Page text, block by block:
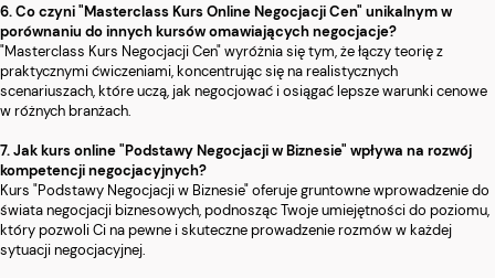
6. Co czyni "Masterclass Kurs Online Negocjacji Cen" unikalnym w
porównaniu do innych kursów omawiających negocjacje?
"Masterclass Kurs Negocjacji Cen" wyróżnia się tym, że łączy teorię z
praktycznymi ćwiczeniami, koncentrując się na realistycznych
scenariuszach, które uczą, jak negocjować i osiągać lepsze warunki cenowe
w różnych branżach.
7. Jak kurs online "Podstawy Negocjacji w Biznesie" wpływa na rozwój
kompetencji negocjacyjnych?
Kurs "Podstawy Negocjacji w Biznesie" oferuje gruntowne wprowadzenie do
świata negocjacji biznesowych, podnosząc Twoje umiejętności do poziomu,
który pozwoli Ci na pewne i skuteczne prowadzenie rozmów w każdej
sytuacji negocjacyjnej.